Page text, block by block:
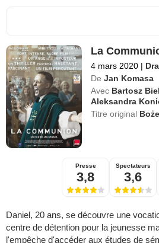
La
4 mars 2020 |
De Jan Komasa
Avec Bartosz
Aleksandra
Titre original
Presse
3,8
Spectateurs
3,6
Daniel, 20 ans, se découvre une
centre de détention pour la jeunesse
l'empêche d'accéder aux études de